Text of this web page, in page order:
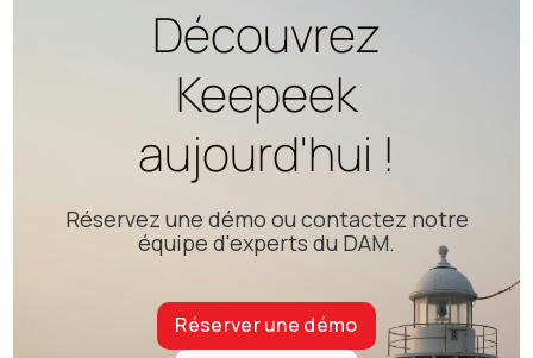
Découvrez
Keepeek
aujourd'hui !
Réservez une démo ou contactez notre
équipe d'experts du DAM.
Réserver une démo